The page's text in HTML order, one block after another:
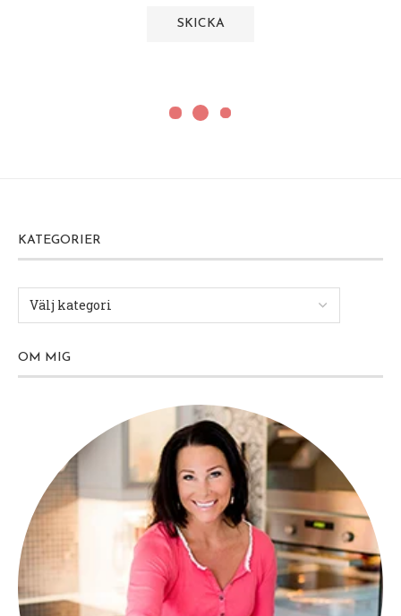
KATEGORIER
OM MIG